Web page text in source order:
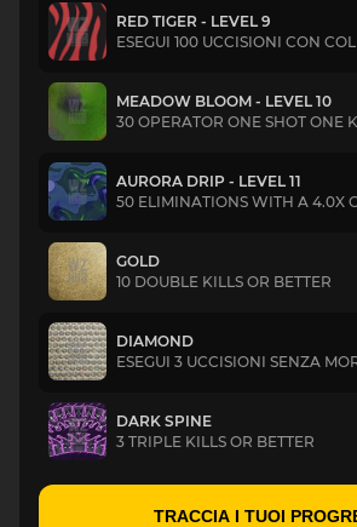
RED TIGER - LEVEL 9
ESEGUI 100 UCCISIONI CON
MEADOW BLOOM - LEVEL 10
30 OPERATOR ONE SHOT ONE
AURORA DRIP - LEVEL 11
50 ELIMINATIONS WITH A 4.0X
GOLD
10 DOUBLE KILLS OR BETTER
DIAMOND
ESEGUI 3 UCCISIONI SENZA
DARK SPINE
3 TRIPLE KILLS OR BETTER
TRACCIA I TUOI